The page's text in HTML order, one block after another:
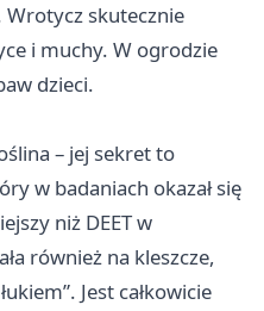
skutecznie
i muchy. W ogrodzie
dzieci.
– jej sekret to
w badaniach okazał się
niż DEET w
również na kleszcze,
Jest całkowicie